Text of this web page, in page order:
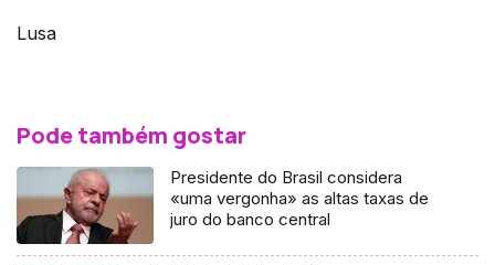
Lusa
Pode também gostar
Presidente do Brasil considera
«uma vergonha» as altas taxas de
juro do banco central